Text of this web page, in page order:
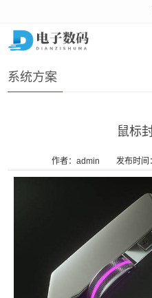
首页>解决方案
系统方案
鼠标
作者：admin 发布时间